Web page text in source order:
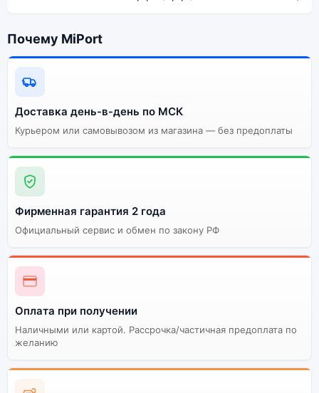
Почему MiPort
Доставка день-в-день по МСК
Курьером или самовывозом из магазина — без предоплаты
Фирменная гарантия 2 года
Официальный сервис и обмен по закону РФ
Оплата при получении
Наличными или картой. Рассрочка/частичная предоплата по
желанию